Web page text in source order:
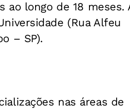
ao longo de 18 meses.
(Rua Alfeu
– SP).
nas áreas de